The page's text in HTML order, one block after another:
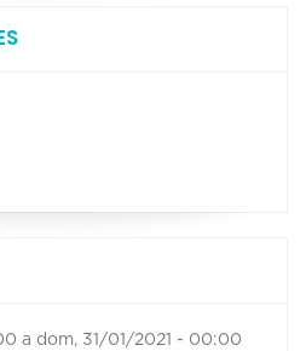
a dom, 31/01/2021 - 00:00